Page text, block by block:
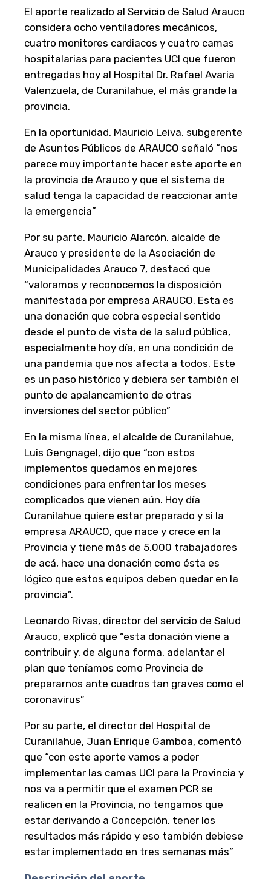
El aporte realizado al Servicio de Salud Arauco
considera ocho ventiladores mecánicos,
cuatro monitores cardiacos y cuatro camas
hospitalarias para pacientes UCI que fueron
entregadas hoy al Hospital Dr. Rafael Avaria
Valenzuela, de Curanilahue, el más grande la
provincia.
En la oportunidad, Mauricio Leiva, subgerente
de Asuntos Públicos de ARAUCO señaló “nos
parece muy importante hacer este aporte en
la provincia de Arauco y que el sistema de
salud tenga la capacidad de reaccionar ante
la emergencia”
Por su parte, Mauricio Alarcón, alcalde de
Arauco y presidente de la Asociación de
Municipalidades Arauco 7, destacó que
“valoramos y reconocemos la disposición
manifestada por empresa ARAUCO. Esta es
una donación que cobra especial sentido
desde el punto de vista de la salud pública,
especialmente hoy día, en una condición de
una pandemia que nos afecta a todos. Este
es un paso histórico y debiera ser también el
punto de apalancamiento de otras
inversiones del sector público”
En la misma línea, el alcalde de Curanilahue,
Luis Gengnagel, dijo que “con estos
implementos quedamos en mejores
condiciones para enfrentar los meses
complicados que vienen aún. Hoy día
Curanilahue quiere estar preparado y si la
empresa ARAUCO, que nace y crece en la
Provincia y tiene más de 5.000 trabajadores
de acá, hace una donación como ésta es
lógico que estos equipos deben quedar en la
provincia”.
Leonardo Rivas, director del servicio de Salud
Arauco, explicó que “esta donación viene a
contribuir y, de alguna forma, adelantar el
plan que teníamos como Provincia de
prepararnos ante cuadros tan graves como el
coronavirus”
Por su parte, el director del Hospital de
Curanilahue, Juan Enrique Gamboa, comentó
que “con este aporte vamos a poder
implementar las camas UCI para la Provincia y
nos va a permitir que el examen PCR se
realicen en la Provincia, no tengamos que
estar derivando a Concepción, tener los
resultados más rápido y eso también debiese
estar implementado en tres semanas más”